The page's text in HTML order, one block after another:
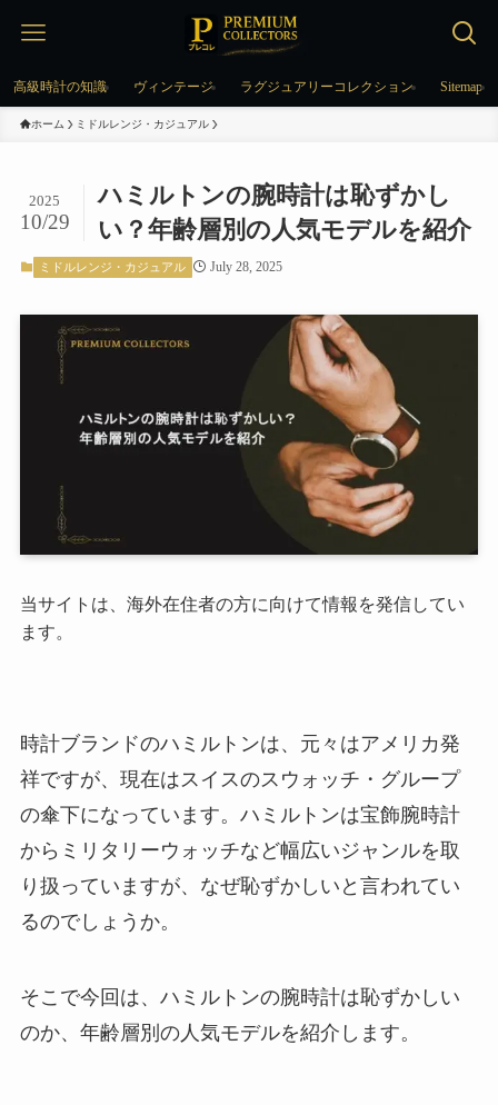
高級時計の知識 ヴィンテージ ラグジュアリーコレクション Sitemap
ホーム ミドルレンジ・カジュアル
ハミルトンの腕時計は恥ずかし
い？年齢層別の人気モデルを紹介
2025
10/29
ミドルレンジ・カジュアル July 28, 2025
当サイトは、海外在住者の方に向けて情報を発信してい
ます。
時計ブランドのハミルトンは、元々はアメリカ発
祥ですが、現在はスイスのスウォッチ・グループ
の傘下になっています。ハミルトンは宝飾腕時計
からミリタリーウォッチなど幅広いジャンルを取
り扱っていますが、なぜ恥ずかしいと言われてい
るのでしょうか。
そこで今回は、ハミルトンの腕時計は恥ずかしい
のか、年齢層別の人気モデルを紹介します。